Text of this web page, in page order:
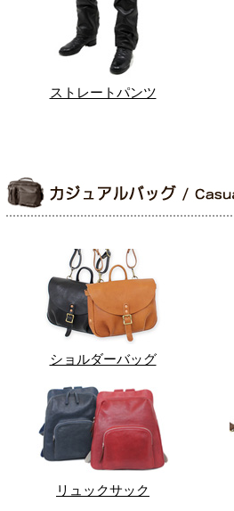
ストレートパンツ
ショルダーバッグ
リュックサック